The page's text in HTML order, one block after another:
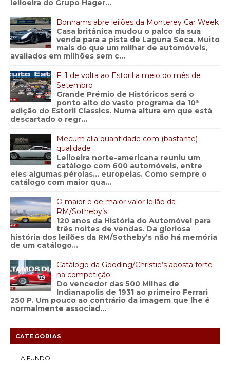
leiloeira do Grupo Hager...
Bonhams abre leilões da Monterey Car Week
Casa britânica mudou o palco da sua
venda para a pista de Laguna Seca. Muito
mais do que um milhar de automóveis,
avaliados em milhões sem c...
F. 1 de volta ao Estoril a meio do mês de
Setembro
Grande Prémio de Históricos será o
ponto alto do vasto programa da 10ª
edição do Estoril Classics. Numa altura em que está
descartado o regr...
Mecum alia quantidade com (bastante)
qualidade
Leiloeira norte-americana reuniu um
catálogo com 600 automóveis, entre
eles algumas pérolas… europeias. Como sempre o
catálogo com maior qua...
O maior e de maior valor leilão da
RM/Sotheby’s
120 anos da História do Automóvel para
três noites de vendas. Da gloriosa
história dos leilões da RM/Sotheby’s não há memória
de um catálogo...
Catálogo da Gooding/Christie’s aposta forte
na competição
Do vencedor das 500 Milhas de
Indianapolis de 1931 ao primeiro Ferrari
250 P. Um pouco ao contrário da imagem que lhe é
normalmente associad...
CATEGORIAS
A FUNDO